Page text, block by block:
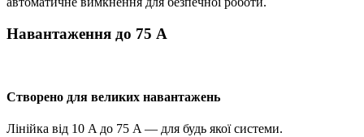
Навантаження до 75 A
Створено для великих навантажень
Лінійка від 10 A до 75 A — для будь якої системи.